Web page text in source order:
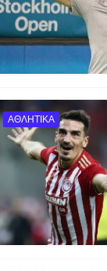
ΑΘΛΗΤΙΚΑ